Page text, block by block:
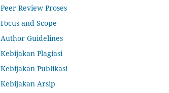
Peer Review Proses
Focus and Scope
Author Guidelines
Kebijakan Plagiasi
Kebijakan Publikasi
Kebijakan Arsip